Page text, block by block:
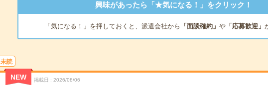
興味があったら「★気になる！」をクリック！
「気になる！」を押しておくと、派遣会社から 「面談確約」 や「応募歓迎」
未読
NEW 掲載日 2026/08/06